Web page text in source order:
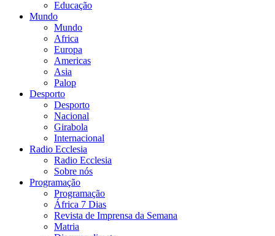
Educação
Mundo
Mundo
Africa
Europa
Americas
Asia
Palop
Desporto
Desporto
Nacional
Girabola
Internacional
Radio Ecclesia
Radio Ecclesia
Sobre nós
Programação
Programação
África 7 Dias
Revista de Imprensa da Semana
Matria